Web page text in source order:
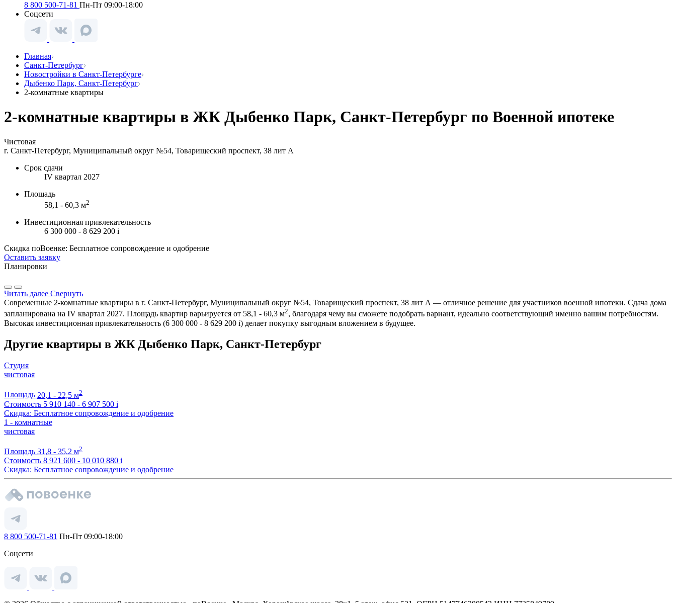
8 800 500-71-81 Пн-Пт 09:00-18:00
Соцсети
Главная
Санкт-Петербург
Новостройки в Санкт-Петербурге
Дыбенко Парк, Санкт-Петербург
2-комнатные квартиры
2-комнатные квартиры в ЖК Дыбенко Парк, Санкт-Петербург по Военной ипотеке
Чистовая
г. Санкт-Петербург, Муниципальный округ №54, Товарищеский проспект, 38 лит А
Срок сдачи
IV квартал 2027
Площадь
58,1 - 60,3 м2
Инвестиционная привлекательность
6 300 000 - 8 629 200 i
Скидка поВоенке: Бесплатное сопровождение и одобрение
Оставить заявку
Планировки
Читать далее Свернуть
Современные 2-комнатные квартиры в г. Санкт-Петербург, Муниципальный округ №54, Товарищеский проспект, 38 лит А — отличное решение для участников военной ипотеки. Сдача дома
запланирована на IV квартал 2027. Площадь квартир варьируется от 58,1 - 60,3 м2, благодаря чему вы сможете подобрать вариант, идеально соответствующий именно вашим потребностям.
Высокая инвестиционная привлекательность (6 300 000 - 8 629 200 i) делает покупку выгодным вложением в будущее.
Другие квартиры в ЖК Дыбенко Парк, Санкт-Петербург
Студия
чистовая
Площадь 20,1 - 22,5 м2
Стоимость 5 910 140 - 6 907 500 i
Скидка: Бесплатное сопровождение и одобрение
1 - комнатные
чистовая
Площадь 31,8 - 35,2 м2
Стоимость 8 921 600 - 10 010 880 i
Скидка: Бесплатное сопровождение и одобрение
8 800 500-71-81 Пн-Пт 09:00-18:00
Соцсети